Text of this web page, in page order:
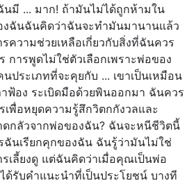
นมี ... มาก! ถ้ามันไม่ได้ถูกห้ามใน
งฉันฉันคิดว่าฉันจะทำมันมานานแล้ว
ความช่วยเหลือเกี่ยวกับสิ่งที่ฉันควร
การพูดไม่ใช่ตัวเลือกเพราะพ่อของ
ประเภทที่จะคุยกับ ... เขาเป็นเหมือน
าฟ้อง ระเบิดมือด้วยพินออกมา ฉันควร
เพื่อหยุดความรู้สึกวิตกกังวลและ
ดกลัวจากพ่อของฉัน? ฉันจะหนีชีวิตนี้
ฉันเรียกคุกของฉัน ฉันรู้ว่ามันไม่ใช่
เลี้ยงดู แต่ฉันคิดว่าเมื่อคุณเป็นพ่อ
รับคำแนะนำที่เป็นประโยชน์ บางที